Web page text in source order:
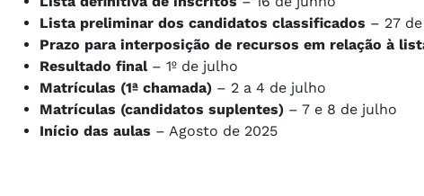
Lista preliminar dos candidatos classificados – 27
Prazo para interposição de recursos em relação à
Resultado final – 1º de julho
Matrículas (1ª chamada) – 2 a 4 de julho
Matrículas (candidatos suplentes) – 7 e 8 de julho
Início das aulas – Agosto de 2025